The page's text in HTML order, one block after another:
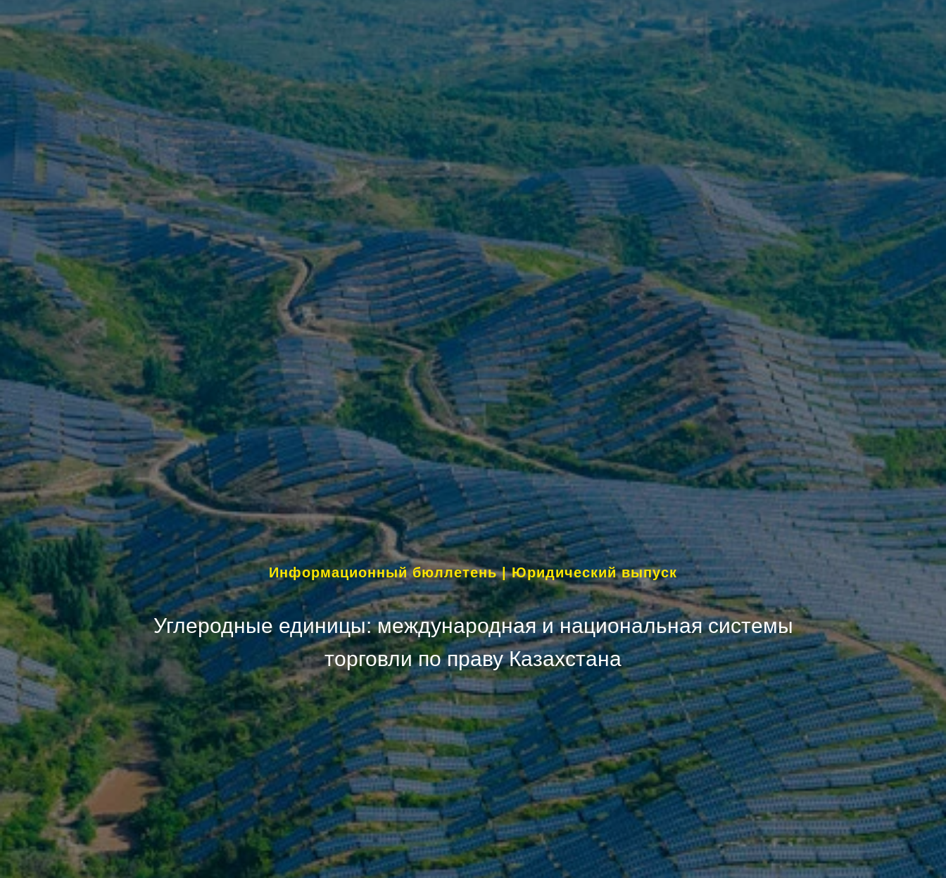
Информационный бюллетень | Юридический выпуск
Углеродные единицы: международная и национальная системы
торговли по праву Казахстана